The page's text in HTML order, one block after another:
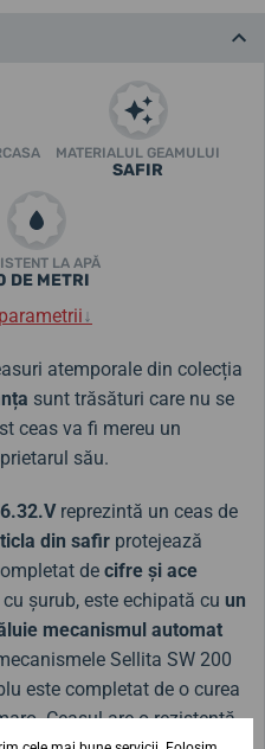
MATERIALUL GEAMULUI
SAFIR
LA APĂ
DE METRI
↓
atemporale din colecția
sunt trăsături care nu se
ceas va fi mereu un
său.
reprezintă un ceas de
din safir protejează
de cifre și ace
șurub, este echipată cu un
mecanismul automat
Sellita SW 200
este completat de o curea
Ceasul are o rezistență